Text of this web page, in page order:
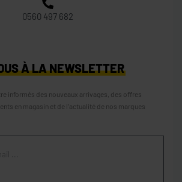
0560 497 682
À LA NEWSLETTER
informés des nouveaux arrivages, des offres
en magasin et de l’actualité de nos marques